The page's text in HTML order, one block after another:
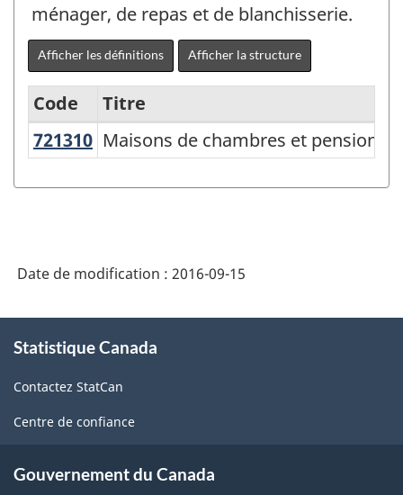
ménager, de repas et de blanchisserie.
Afficher les définitions Afficher la structure
Variante
de
l'enquête
sur
la
active
Code
Titre
721310 Maisons de chambres et
Maisons de chambres et pensions
Date de modification : 2016-09-15
propos
ce
site
Statistique Canada
Contactez StatCan
Centre de confiance
Gouvernement du Canada